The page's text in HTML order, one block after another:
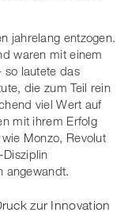
jahrelang entzogen.
waren mit einem
so lautete das
die zum Teil rein
viel Wert auf
mit ihrem Erfolg
Monzo, Revolut
angewandt.
zur Innovation